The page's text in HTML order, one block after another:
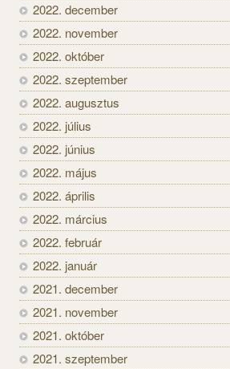
2022. december
2022. november
2022. október
2022. szeptember
2022. augusztus
2022. július
2022. június
2022. május
2022. április
2022. március
2022. február
2022. január
2021. december
2021. november
2021. október
2021. szeptember